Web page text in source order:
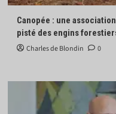
Canopée : une
pisté des engins
Charles de Blondin 0